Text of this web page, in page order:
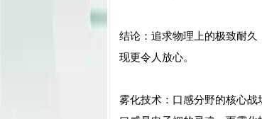
结论：追求物理上的极致耐
现更令人放心。
雾化技术：口感分野的核心战